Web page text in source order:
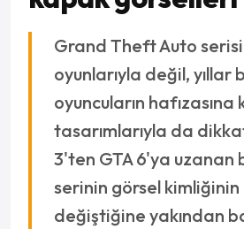
Grand Theft Auto
oyunlarıyla değil, yıllar
oyuncuların
tasarımlarıyla da
3'ten GTA 6'ya uzanan
serinin görsel kimliğinin
değiştiğine yakından